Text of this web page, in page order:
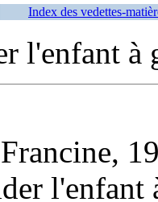
Index des vedettes-
l'enfant à
l'enfant